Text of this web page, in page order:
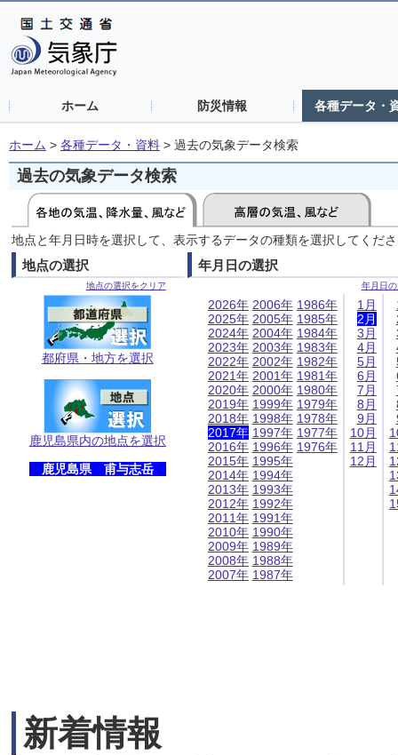
ホーム 防災情報 各種データ・
ホーム > 各種データ・資料 > 過去の気象データ検索
過去の気象データ検索
地点と年月日時を選択して、表示するデータの種類を選択してくだ
地点の選択
地点の選択をクリア
都府県・地方を選択
鹿児島県内の地点を選択
鹿児島県 甫与志岳
年月日の選択
年月日
2026年
2025年
2024年
2023年
2022年
2021年
2020年
2019年
2018年
2017年
2016年
2015年
2014年
2013年
2012年
2011年
2010年
2009年
2008年
2007年
2006年
2005年
2004年
2003年
2002年
2001年
2000年
1999年
1998年
1997年
1996年
1995年
1994年
1993年
1992年
1991年
1990年
1989年
1988年
1987年
1986年
1985年
1984年
1983年
1982年
1981年
1980年
1979年
1978年
1977年
1976年
1月
2月
3月
4月
5月
6月
7月
8月
9月
10月
11月
12月
新着情報